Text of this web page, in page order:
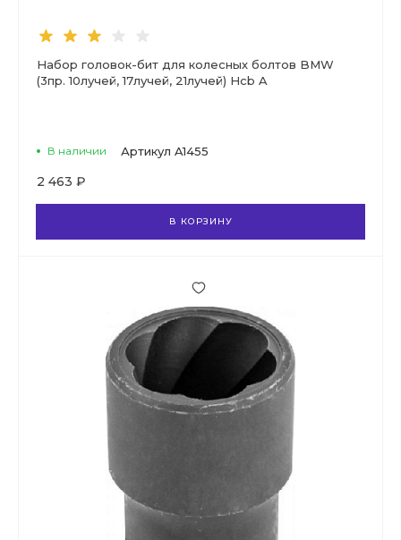
Набор головок-бит для колесных болтов BMW
(3пр. 10лучей, 17лучей, 21лучей) Hcb A
В наличии Артикул A1455
2 463 ₽
В КОРЗИНУ